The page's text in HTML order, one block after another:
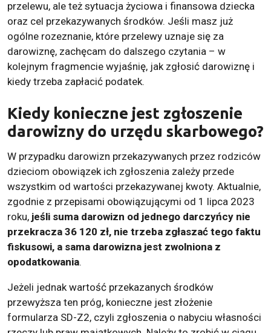
przelewu, ale też sytuacja życiowa i finansowa dziecka
oraz cel przekazywanych środków. Jeśli masz już
ogólne rozeznanie, które przelewy uznaje się za
darowiznę, zachęcam do dalszego czytania – w
kolejnym fragmencie wyjaśnię, jak zgłosić darowiznę i
kiedy trzeba zapłacić podatek.
Kiedy konieczne jest zgłoszenie
darowizny do urzędu skarbowego?
W przypadku darowizn przekazywanych przez rodziców
dzieciom obowiązek ich zgłoszenia zależy przede
wszystkim od wartości przekazywanej kwoty. Aktualnie,
zgodnie z przepisami obowiązującymi od 1 lipca 2023
roku, jeśli suma darowizn od jednego darczyńcy nie
przekracza 36 120 zł, nie trzeba zgłaszać tego faktu
fiskusowi, a sama darowizna jest zwolniona z
opodatkowania.
Jeżeli jednak wartość przekazanych środków
przewyższa ten próg, konieczne jest złożenie
formularza SD-Z2, czyli zgłoszenia o nabyciu własności